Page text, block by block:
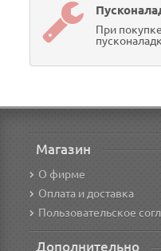
При
Магазин
О фирме
Оплата и доставка
Пользовательское
Дополнительно